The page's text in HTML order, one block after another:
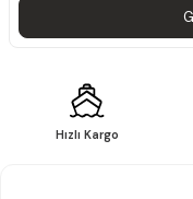
Hızlı Kargo